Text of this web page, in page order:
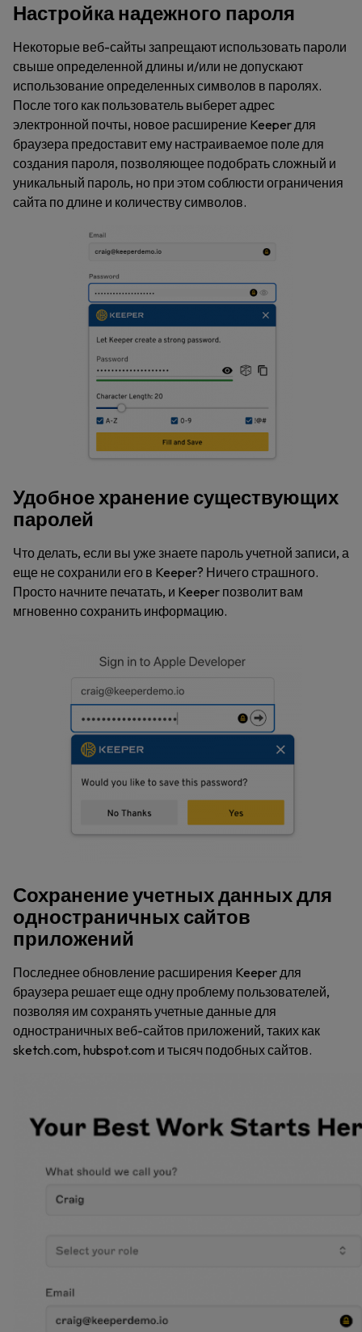
Настройка надежного пароля
Некоторые веб-сайты запрещают использовать пароли
свыше определенной длины и/или не допускают
использование определенных символов в паролях.
После того как пользователь выберет адрес
электронной почты, новое расширение Keeper для
браузера предоставит ему настраиваемое поле для
создания пароля, позволяющее подобрать сложный и
уникальный пароль, но при этом соблюсти ограничения
сайта по длине и количеству символов.
Удобное хранение существующих
паролей
Что делать, если вы уже знаете пароль учетной записи, а
еще не сохранили его в Keeper? Ничего страшного.
Просто начните печатать, и Keeper позволит вам
мгновенно сохранить информацию.
Сохранение учетных данных для
одностраничных сайтов
приложений
Последнее обновление расширения Keeper для
браузера решает еще одну проблему пользователей,
позволяя им сохранять учетные данные для
одностраничных веб-сайтов приложений, таких как
sketch.com, hubspot.com и тысяч подобных сайтов.